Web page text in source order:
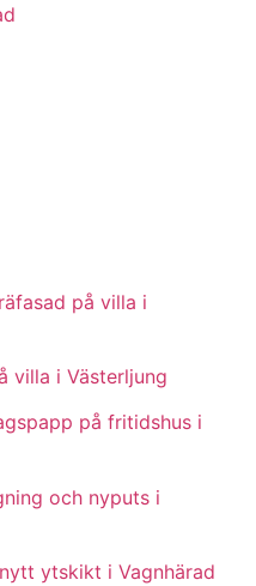
på villa i
villa i Västerljung
på fritidshus i
och nyputs i
ytskikt i Vagnhärad